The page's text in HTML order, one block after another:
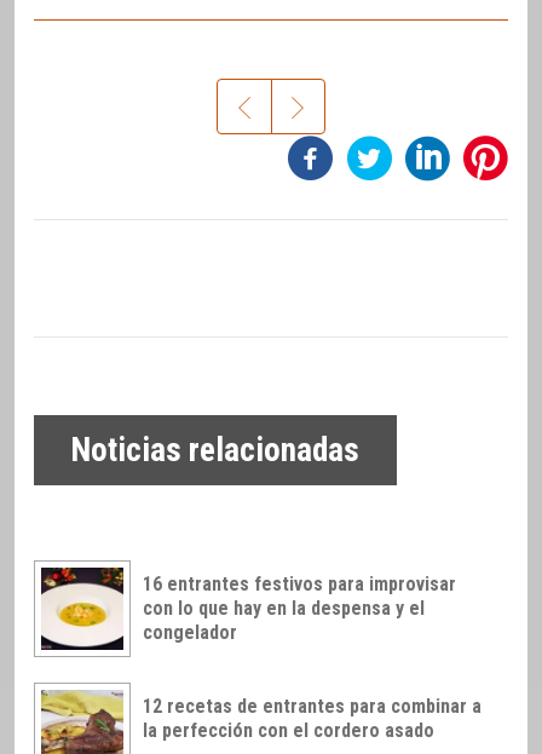
Noticias relacionadas
16 entrantes festivos para improvisar
con lo que hay en la despensa y el
congelador
12 recetas de entrantes para combinar a
la perfección con el cordero asado